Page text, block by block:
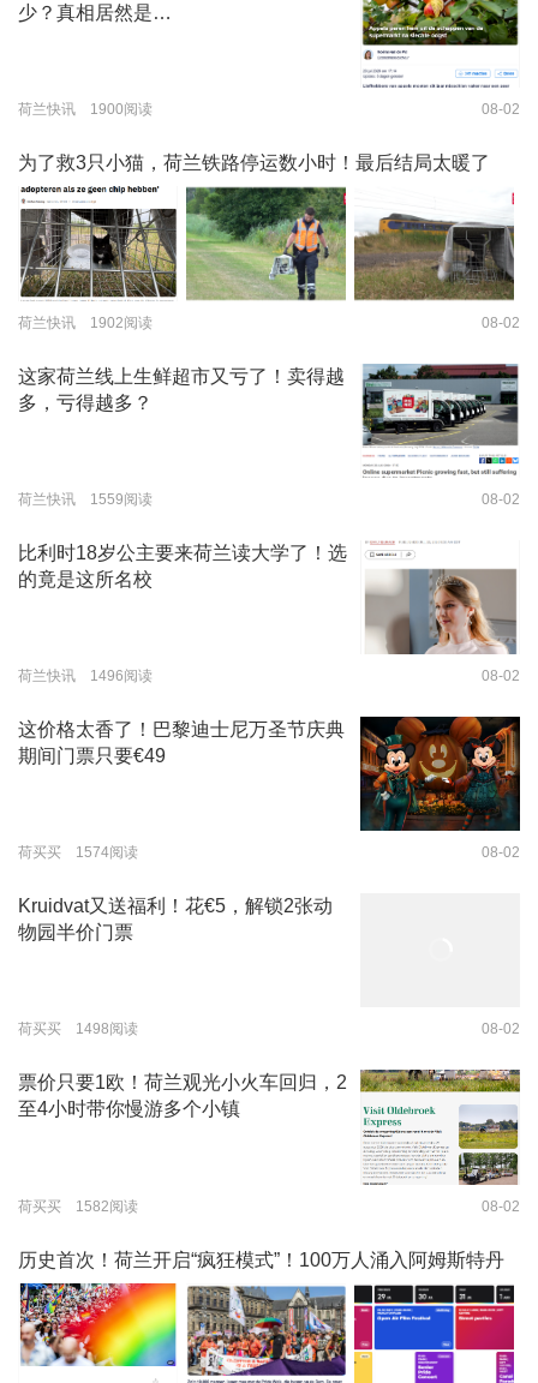
少？真相居然是…
荷兰快讯 1900阅读 08-02
为了救3只小猫，荷兰铁路停运数小时！最后结局太暖了
荷兰快讯 1902阅读 08-02
这家荷兰线上生鲜超市又亏了！卖得越
多，亏得越多？
荷兰快讯 1559阅读 08-02
比利时18岁公主要来荷兰读大学了！选
的竟是这所名校
荷兰快讯 1496阅读 08-02
这价格太香了！巴黎迪士尼万圣节庆典
期间门票只要€49
荷买买 1574阅读 08-02
Kruidvat又送福利！花€5，解锁2张动
物园半价门票
荷买买 1498阅读 08-02
票价只要1欧！荷兰观光小火车回归，2
至4小时带你慢游多个小镇
荷买买 1582阅读 08-02
历史首次！荷兰开启“疯狂模式”！100万人涌入阿姆斯特丹